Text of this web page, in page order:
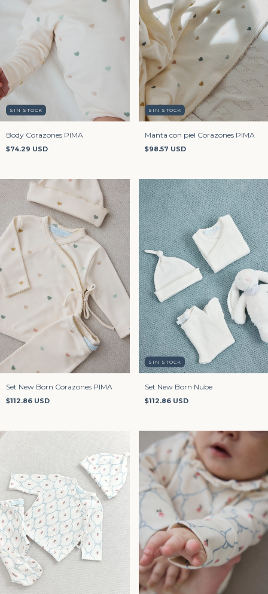
SIN STOCK
Body Corazones PIMA
$74.29 USD
SIN STOCK
Manta con piel Corazones PIMA
$98.57 USD
Set New Born Corazones PIMA
$112.86 USD
SIN STOCK
Set New Born Nube
$112.86 USD